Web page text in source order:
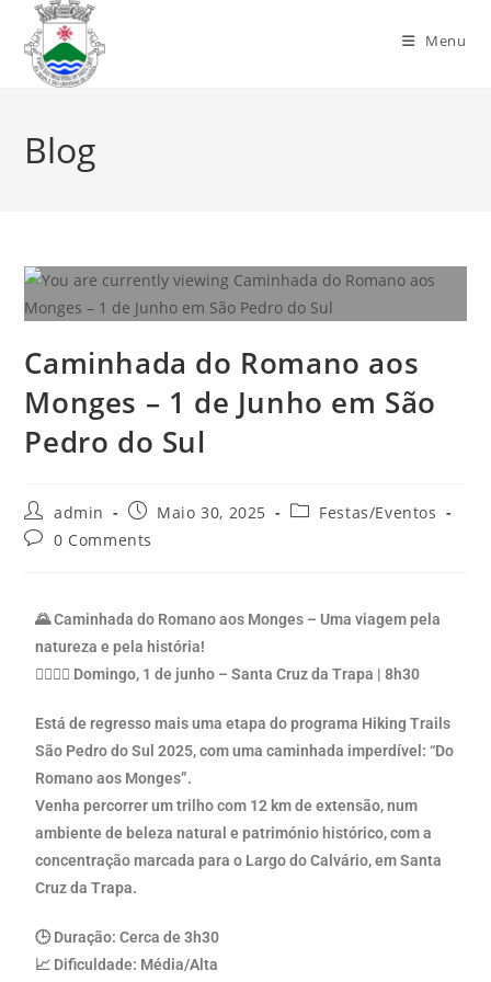
Menu
Blog
Caminhada do Romano aos
Monges – 1 de Junho em São
Pedro do Sul
admin Maio 30, 2025
Festas/Eventos
0 Comments
🌄 Caminhada do Romano aos Monges – Uma viagem pela
natureza e pela história!
🚶‍♂️🚶‍♀️ Domingo, 1 de junho – Santa Cruz da Trapa | 8h30
Está de regresso mais uma etapa do programa Hiking Trails
São Pedro do Sul 2025, com uma caminhada imperdível: “Do
Romano aos Monges”.
Venha percorrer um trilho com 12 km de extensão, num
ambiente de beleza natural e património histórico, com a
concentração marcada para o Largo do Calvário, em Santa
Cruz da Trapa.
🕒 Duração: Cerca de 3h30
📈 Dificuldade: Média/Alta